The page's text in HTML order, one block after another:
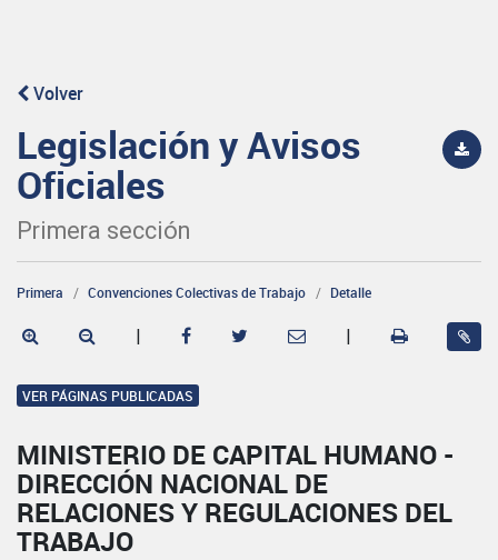
Volver
Legislación y Avisos
Oficiales
Primera sección
Primera Convenciones Colectivas de Trabajo Detalle
| |
VER PÁGINAS PUBLICADAS
MINISTERIO DE CAPITAL HUMANO -
DIRECCIÓN NACIONAL DE
RELACIONES Y REGULACIONES DEL
TRABAJO